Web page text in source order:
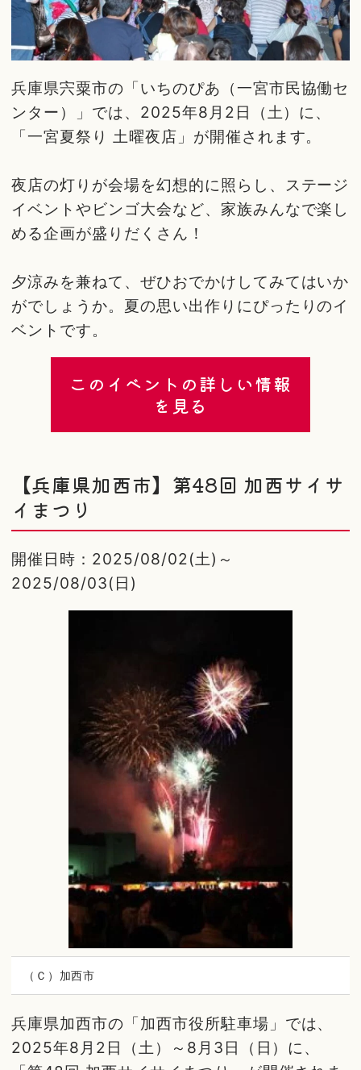
兵庫県宍粟市の「いちのぴあ（一宮市民協働セ
ンター）」では、2025年8月2日（土）に、
「一宮夏祭り 土曜夜店」が開催されます。
夜店の灯りが会場を幻想的に照らし、ステージ
イベントやビンゴ大会など、家族みんなで楽し
める企画が盛りだくさん！
夕涼みを兼ねて、ぜひおでかけしてみてはいか
がでしょうか。夏の思い出作りにぴったりのイ
ベントです。
このイベントの詳しい情報
を見る
【兵庫県加西市】第48回 加西サイサ
イまつり
開催日時：2025/08/02(土)～
2025/08/03(日)
（Ｃ）加西市
兵庫県加西市の「加西市役所駐車場」では、
2025年8月2日（土）～8月3日（日）に、